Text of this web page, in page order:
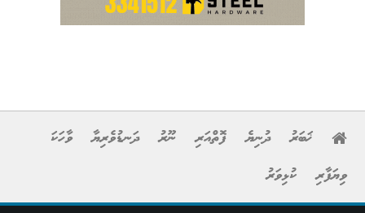
ޚަބަރު ދުނިޔެ ފޮތްއަރި ނޫރު ދަނޑުވެރިޔާ
ވާހަކަ
ވިޔަފާރި
ކުޅިވަރު